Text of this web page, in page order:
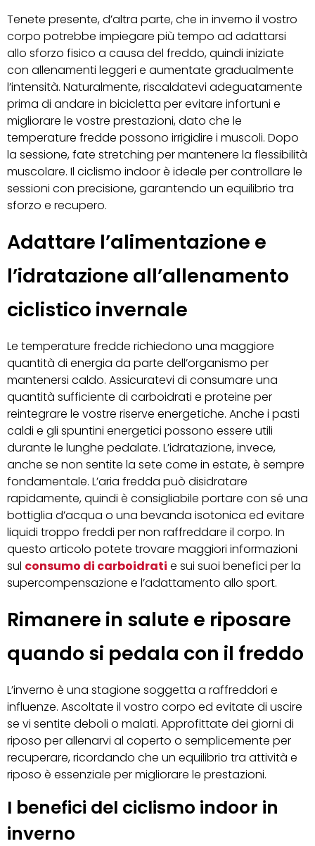
Tenete presente, d’altra parte, che in inverno il vostro
corpo potrebbe impiegare più tempo ad adattarsi
allo sforzo fisico a causa del freddo, quindi iniziate
con allenamenti leggeri e aumentate gradualmente
l’intensità. Naturalmente, riscaldatevi adeguatamente
prima di andare in bicicletta per evitare infortuni e
migliorare le vostre prestazioni, dato che le
temperature fredde possono irrigidire i muscoli. Dopo
la sessione, fate stretching per mantenere la flessibilità
muscolare. Il ciclismo indoor è ideale per controllare le
sessioni con precisione, garantendo un equilibrio tra
sforzo e recupero.
Adattare l’alimentazione e
l’idratazione all’allenamento
ciclistico invernale
Le temperature fredde richiedono una maggiore
quantità di energia da parte dell’organismo per
mantenersi caldo. Assicuratevi di consumare una
quantità sufficiente di carboidrati e proteine per
reintegrare le vostre riserve energetiche. Anche i pasti
caldi e gli spuntini energetici possono essere utili
durante le lunghe pedalate. L’idratazione, invece,
anche se non sentite la sete come in estate, è sempre
fondamentale. L’aria fredda può disidratare
rapidamente, quindi è consigliabile portare con sé una
bottiglia d’acqua o una bevanda isotonica ed evitare
liquidi troppo freddi per non raffreddare il corpo. In
questo articolo potete trovare maggiori informazioni
sul consumo di carboidrati e sui suoi benefici per la
supercompensazione e l’adattamento allo sport.
Rimanere in salute e riposare
quando si pedala con il freddo
L’inverno è una stagione soggetta a raffreddori e
influenze. Ascoltate il vostro corpo ed evitate di uscire
se vi sentite deboli o malati. Approfittate dei giorni di
riposo per allenarvi al coperto o semplicemente per
recuperare, ricordando che un equilibrio tra attività e
riposo è essenziale per migliorare le prestazioni.
I benefici del ciclismo indoor in
inverno